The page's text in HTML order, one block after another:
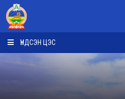
ҮНДСЭН ЦЭС